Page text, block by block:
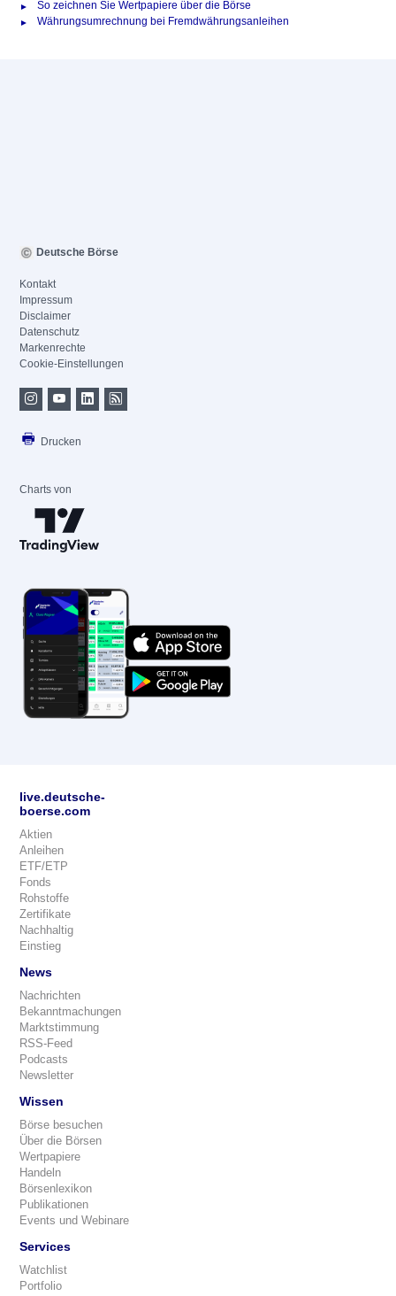
So zeichnen Sie Wertpapiere über die Börse
Währungsumrechnung bei Fremdwährungsanleihen
Deutsche Börse
Kontakt
Impressum
Disclaimer
Datenschutz
Markenrechte
Cookie-Einstellungen
Drucken
Charts von
live.deutsche-
boerse.com
Aktien
Anleihen
ETF/ETP
Fonds
Rohstoffe
Zertifikate
Nachhaltig
Einstieg
News
Nachrichten
Bekanntmachungen
Marktstimmung
RSS-Feed
Podcasts
Newsletter
Wissen
Börse besuchen
Über die Börsen
Wertpapiere
Handeln
Börsenlexikon
Publikationen
Events und Webinare
Services
Watchlist
Portfolio